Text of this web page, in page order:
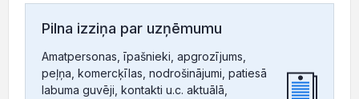
Pilna izziņa par uzņēmumu
Amatpersonas, īpašnieki, apgrozījums,
peļņa, komercķīlas, nodrošinājumi, patiesā
labuma guvēji, kontakti u.c. aktuālā,